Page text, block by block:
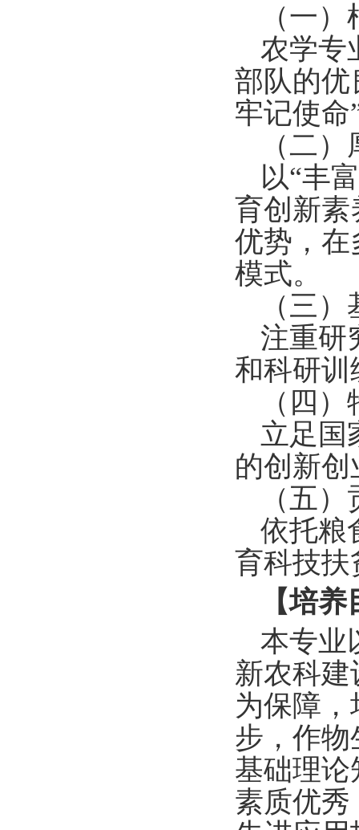
（一）
农学专
部队的优
牢记使命
（二
以“丰
育创新素
优势，在
模式。
（三）
注重研
和科研训
（四）
立足 国
的创新
（五）
依托粮
育科技扶
【培
本专业
新农科
为保障
步，作
基础理
素质优